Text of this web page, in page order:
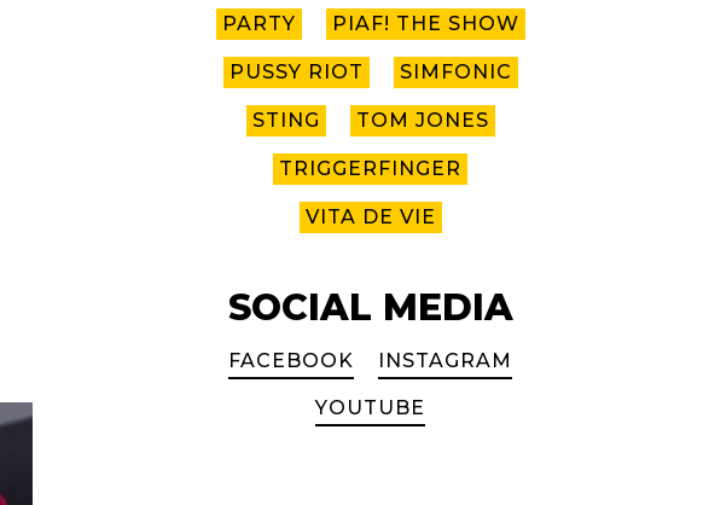
PARTY PIAF! THE SHOW
PUSSY RIOT SIMFONIC
STING TOM JONES
TRIGGERFINGER
VITA DE VIE
SOCIAL MEDIA
FACEBOOK INSTAGRAM
YOUTUBE